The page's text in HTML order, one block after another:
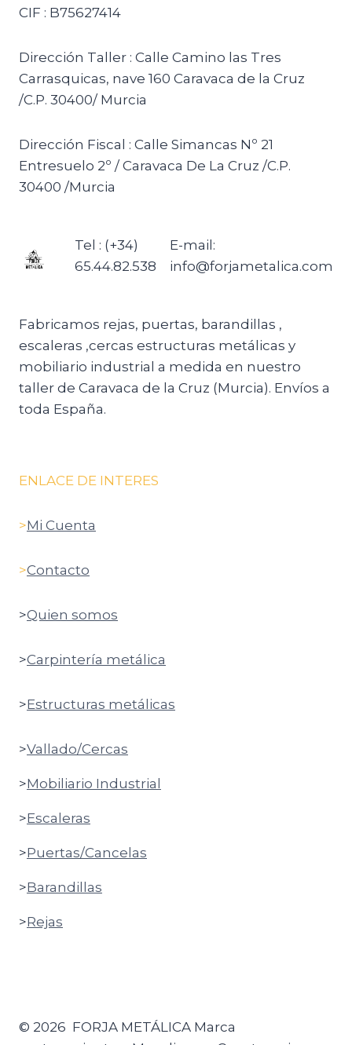
CIF : B75627414
Dirección Taller : Calle Camino las Tres
Carrasquicas, nave 160 Caravaca de la Cruz
/C.P. 30400/ Murcia
Dirección Fiscal : Calle Simancas Nº 21
Entresuelo 2º / Caravaca De La Cruz /C.P.
30400 /Murcia
Tel : (+34)
65.44.82.538
E-mail:
info@forjametalica.com
Fabricamos rejas, puertas, barandillas ,
escaleras ,cercas estructuras metálicas y
mobiliario industrial a medida en nuestro
taller de Caravaca de la Cruz (Murcia). Envíos a
toda España.
ENLACE DE INTERES
>Mi Cuenta
>Contacto
>Quien somos
>Carpintería metálica
>Estructuras metálicas
>Vallado/Cercas
>Mobiliario Industrial
>Escaleras
>Puertas/Cancelas
>Barandillas
>Rejas
© 2026 FORJA METÁLICA Marca